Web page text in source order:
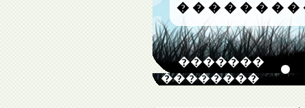
� � � � � � � �
�������
��������